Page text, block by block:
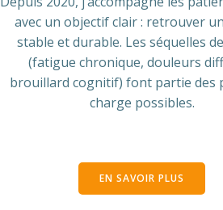
avec un objectif clair : retrouver
stable et durable. Les séquelles
(fatigue chronique, douleurs
brouillard cognitif) font partie des
charge possibles.
EN SAVOIR PLUS